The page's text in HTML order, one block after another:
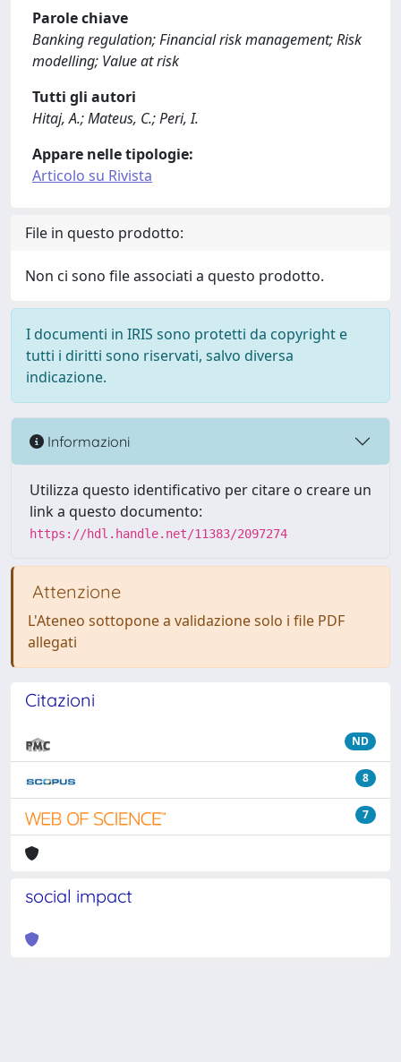
Parole chiave
Banking regulation; Financial risk management; Risk
modelling; Value at risk
Tutti gli autori
Hitaj, A.; Mateus, C.; Peri, I.
Appare nelle tipologie:
Articolo su Rivista
File in questo prodotto:
Non ci sono file associati a questo prodotto.
I documenti in IRIS sono protetti da copyright e
tutti i diritti sono riservati, salvo diversa
indicazione.
Informazioni
Utilizza questo identificativo per citare o creare un
link a questo documento:
https://hdl.handle.net/11383/2097274
Attenzione
L'Ateneo sottopone a validazione solo i file PDF
allegati
Citazioni
ND
8
7
social impact